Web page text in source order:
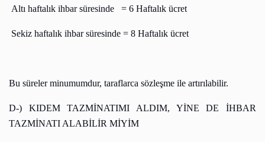
Altı haftalık ihbar süresinde = 6 Haftalık ücret
Sekiz haftalık ihbar süresinde = 8 Haftalık ücret
Bu süreler minumumdur, taraflarca sözleşme ile artırılabilir.
D-) KIDEM TAZMİNATIMI ALDIM, YİNE DE İHBAR
TAZMİNATI ALABİLİR MİYİM